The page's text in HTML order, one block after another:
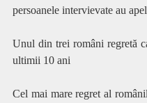
persoanele intervievate au
Unul din trei români regretă
ultimii 10 ani
Cel mai mare regret al